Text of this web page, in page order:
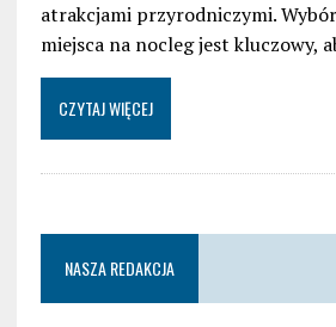
atrakcjami przyrodniczymi.
miejsca na nocleg jest kluczowy,
CZYTAJ WIĘCEJ
NASZA REDAKCJA